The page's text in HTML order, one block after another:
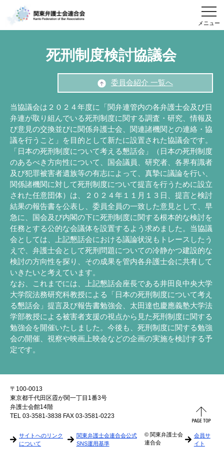
メニュー
〒100-0013
東京都千代田区霞が関一丁目1番3号
弁護士会館14階
TEL 03-3581-3838 FAX 03-3581-0223
サイトへのリンク
について
関東弁護士会連合会公式
SNS運用基準
© 関東弁護士会
連合会
会員サ
イト
死刑制度検討協議会
委員会紹介 一覧へ
当協議会は２０２４年度に「関弁連管内の各弁護士会及び日
弁連が取り組んでいる死刑制度に関する調査・研究、情報及
び意見の交換並びに関係弁護士会、関連諸機関との連絡・協
議を行うこと」を目的として新たに設置された協議会です。
「日本の死刑制度について考える懇話会」（日本の死刑制度
のあるべき方向性について、国会議員、研究者、各界有識者
及び犯罪被害者遺族等の有志によって、真摯に議論を行い、
関係諸機関に対して死刑制度について提言を行うために設立
された任意団体）は、２０２４年１１月１３日、提言と検討
結果の報告書を公表し、委員全員の一致した意見として、早
急に、国会及び内閣の下に死刑制度に関する根本的な検討を
任務とする公的な会議体を設置するよう求めました。当協議
会としては、上記懇話会における議論状況もトレースしたう
えで、弁護士会として死刑問題についての冷静かつ建設的な
検討の方向性を探り、その成果を管内各弁護士会に共有して
いきたいと考えています。
なお、これまでには、上記懇話会座長である井田良中央大学
大学院法務研究科教授による「日本の死刑制度について考え
る懇話会」提言及び報告書勉強会、太田達也慶應義塾大学法
学部教授による被害者支援の視点から見た死刑制度に関する
勉強会を開催いたしました。今後も、死刑制度に関する勉強
会の開催、視察や映画上映会などの企画の実施を検討する予
定です。